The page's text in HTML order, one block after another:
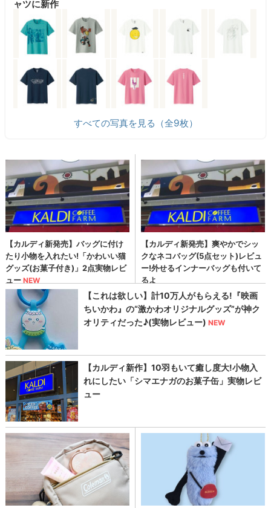
ャツに新作
すべての写真を見る（全9枚）